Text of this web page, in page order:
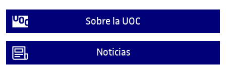
Sobre la UOC
Noticias